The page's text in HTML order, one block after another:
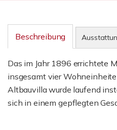
Beschreibung
Das im Jahr 1896 errichtete
insgesamt vier
Altbauvilla wurde laufend
sich in einem gepflegten